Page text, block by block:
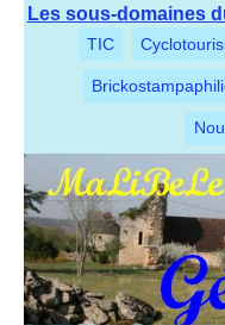
Les sous-domaines
TIC